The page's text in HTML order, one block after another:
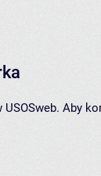
Aby